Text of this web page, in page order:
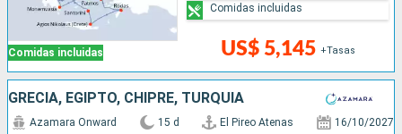
Comidas incluidas US$ 5,145 +Tasas
Comidas incluidas
GRECIA, EGIPTO, CHIPRE, TURQUÍA
Azamara Onward 15 d El Pireo Atenas 16/10/2027